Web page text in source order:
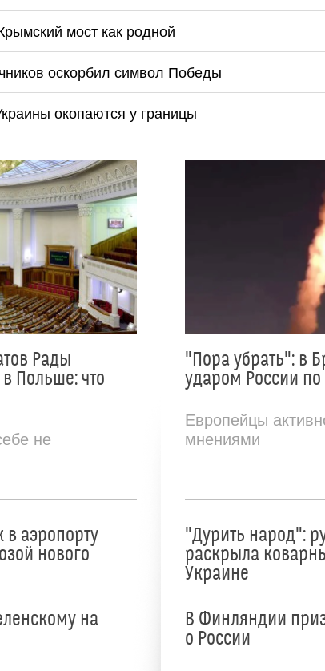
мост как родной
оскорбил символ Победы
окопаются у границы
Рады
Польше: что
не
аэропорту
нового
на
"Пора убрать": в
ударом России
Европейцы
мнениями
"Дурить народ":
раскрыла
Украине
В Финляндии
о России